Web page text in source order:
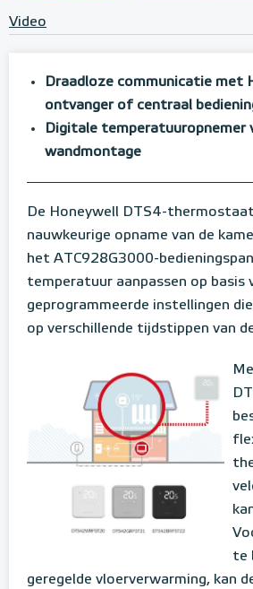
Video
Draadloze communicatie met
ontvanger of centraal
Digitale temperatuuropnemer
wandmontage
De Honeywell DTS4-
nauwkeurige opname van de
het ATC928G3000-
temperatuur aanpassen op basis
geprogrammeerde instellingen
op verschillende tijdstippen van
te
geregelde vloerverwarming, kan